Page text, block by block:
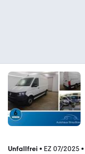
Unfallfrei • EZ 07/2025 •